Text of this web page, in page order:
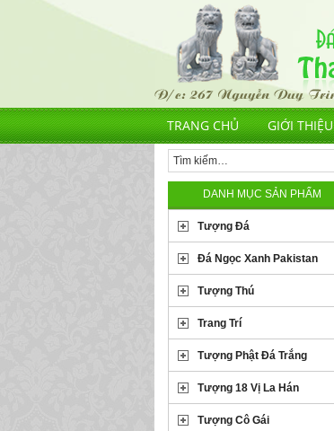
TRANG CHỦ GIỚI THIỆU
DANH MỤC SẢN PHẨM
Tượng Đá
Đá Ngọc Xanh Pakistan
Tượng Thú
Trang Trí
Tượng Phật Đá Trắng
Tượng 18 Vị La Hán
Tượng Cô Gái